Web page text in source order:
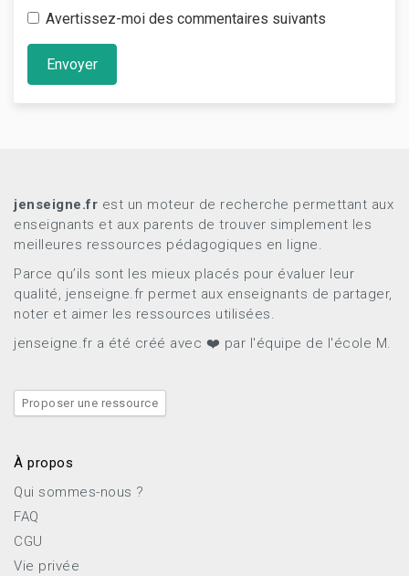
Avertissez-moi des commentaires suivants
Envoyer
jenseigne.fr est un moteur de recherche permettant aux
enseignants et aux parents de trouver simplement les
meilleures ressources pédagogiques en ligne.
Parce qu’ils sont les mieux placés pour évaluer leur
qualité, jenseigne.fr permet aux enseignants de partager,
noter et aimer les ressources utilisées.
jenseigne.fr a été créé avec ❤️ par l'équipe de l'école M.
Proposer une ressource
À propos
Qui sommes-nous ?
FAQ
CGU
Vie privée